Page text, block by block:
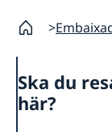
Ska du
här?